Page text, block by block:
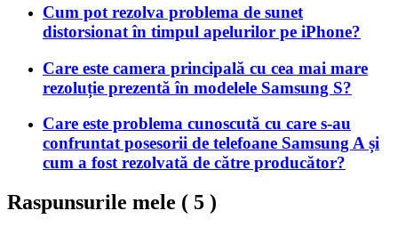
Cum pot rezolva problema de sunet
distorsionat în timpul apelurilor pe iPhone?
Care este camera principală cu cea mai mare
rezoluție prezentă în modelele Samsung S?
Care este problema cunoscută cu care s-au
confruntat posesorii de telefoane Samsung A și
cum a fost rezolvată de către producător?
Raspunsurile mele ( 5 )